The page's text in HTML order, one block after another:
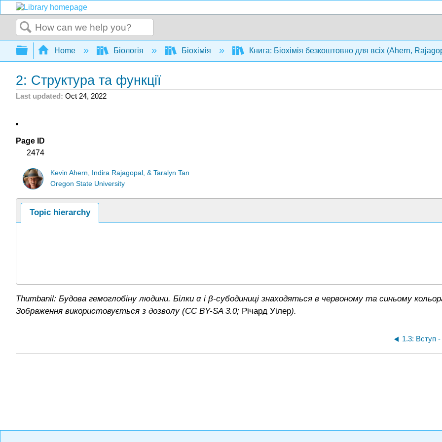
Search
Expand/collapse global hierarchy
Home Біологія Біохімія Книга: Біохімія безкоштовно для всіх (Ahern,
2: Структура та функції
Last updated Oct 24, 2022
Page ID
2474
Kevin Ahern, Indira Rajagopal, & Taralyn Tan
Oregon State University
Topic hierarchy
Thumbanil: Будова гемоглобіну людини. Білки α і β-субодиниці знаходяться в червоному та синьому
Зображення використовується з дозволу (CC BY-SA 3.0; Річард Уілер).
1.3: Вступ